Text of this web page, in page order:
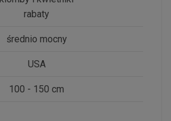
rabaty
średnio mocny
USA
100 - 150 cm